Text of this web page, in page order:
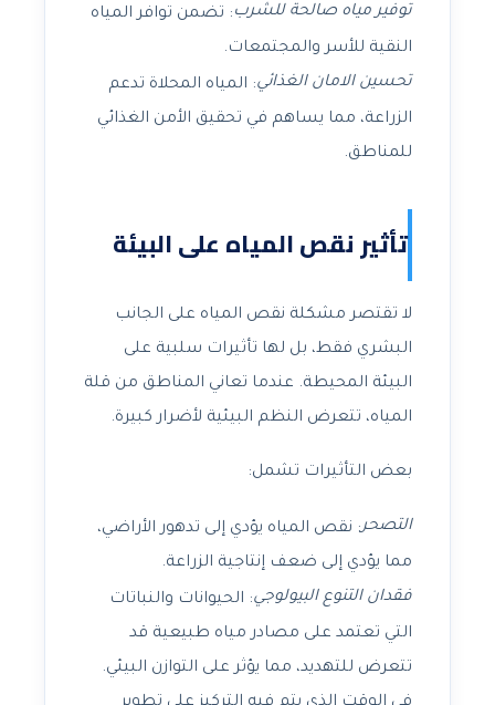
توفير مياه صالحة للشرب: تضمن توافر المياه
النقية للأسر والمجتمعات.
تحسين الامان الغذائي: المياه المحلاة تدعم
الزراعة، مما يساهم في تحقيق الأمن الغذائي
للمناطق.
تأثير نقص المياه على البيئة
لا تقتصر مشكلة نقص المياه على الجانب
البشري فقط، بل لها تأثيرات سلبية على
البيئة المحيطة. عندما تعاني المناطق من قلة
المياه، تتعرض النظم البيئية لأضرار كبيرة.
بعض التأثيرات تشمل:
التصحر: نقص المياه يؤدي إلى تدهور الأراضي،
مما يؤدي إلى ضعف إنتاجية الزراعة.
فقدان التنوع البيولوجي: الحيوانات والنباتات
التي تعتمد على مصادر مياه طبيعية قد
تتعرض للتهديد، مما يؤثر على التوازن البيئي.